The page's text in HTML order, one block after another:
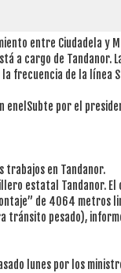
entre Ciudadela y
a cargo de Tandanor.
la frecuencia de la línea
enelSubte por el
trabajos en Tandanor.
estatal Tandanor.
de 4064 metros
tránsito pesado),
lunes por los